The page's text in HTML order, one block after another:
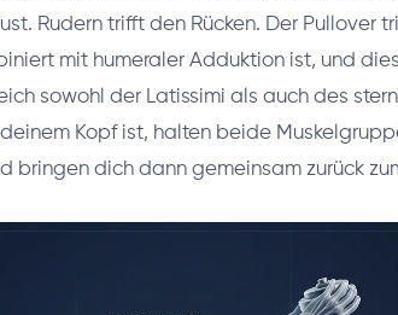
Rudern trifft den Rücken. Der Pullover
mit humeraler Adduktion ist, und
sowohl der Latissimi als auch des
Kopf ist, halten beide
bringen dich dann gemeinsam zurück